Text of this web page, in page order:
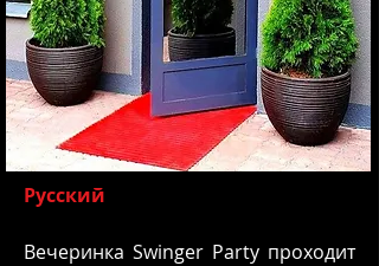
Русский
Вечеринка Swinger Party проходит